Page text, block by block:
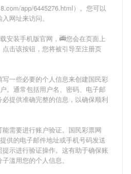
app/6445276.html）。您可以
网址来访问。
安装手机版官网，🚎您会在页面上
击该按钮，您将被引导至注册页
一些必要的个人信息来创建国民彩
。通常包括用户名、密码、电子邮
提供准确完整的信息，以确保顺利
需要进行账户验证。 国民彩票网
供的电子邮件地址或手机号码发送
示进行验证操作。这有助于确保账
滥用您的个人信息。